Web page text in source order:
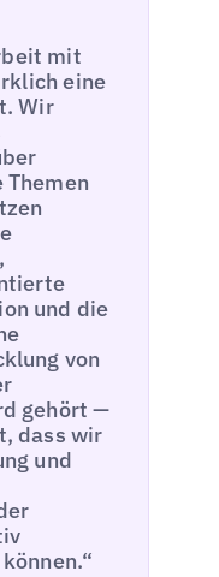
mit
eine
Wir
Themen
und die
von
gehört —
dass wir
und